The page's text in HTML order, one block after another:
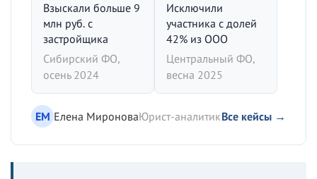
Взыскали больше 9
млн руб. с
застройщика
Сибирский ФО,
осень 2024
Исключили
участника с долей
42% из ООО
Центральный ФО,
весна 2025
ЕМ Елена МироноваЮрист-аналитикВсе кейсы →